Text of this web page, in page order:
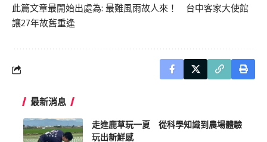
此篇文章最開始出處為: 最難風雨故人來！ 台中客家大使館
讓27年故舊重逢
最新消息
走進鹿草玩一夏 從科學知識到農場體驗
玩出新鮮感